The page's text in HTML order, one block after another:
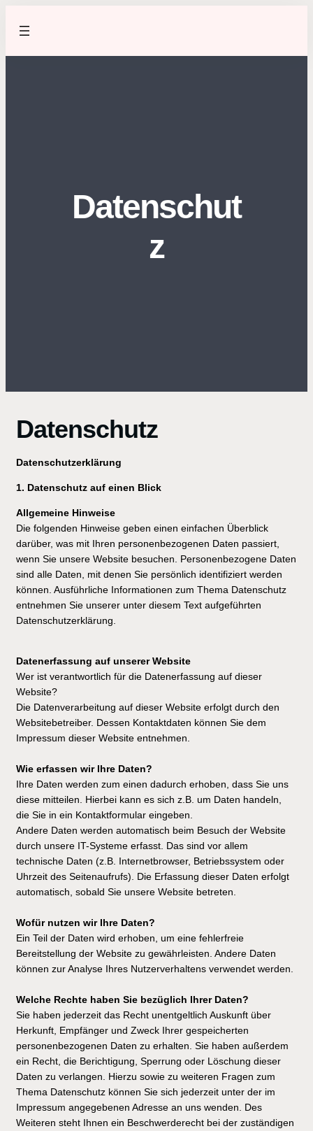
Inhalt
Datenschut
z
Datenschutz
Datenschutzerklärung
1. Datenschutz auf einen Blick
Allgemeine Hinweise
Die folgenden Hinweise geben einen einfachen Überblick
darüber, was mit Ihren personenbezogenen Daten passiert,
wenn Sie unsere Website besuchen. Personenbezogene Daten
sind alle Daten, mit denen Sie persönlich identifiziert werden
können. Ausführliche Informationen zum Thema Datenschutz
entnehmen Sie unserer unter diesem Text aufgeführten
Datenschutzerklärung.
Datenerfassung auf unserer Website
Wer ist verantwortlich für die Datenerfassung auf dieser
Website?
Die Datenverarbeitung auf dieser Website erfolgt durch den
Websitebetreiber. Dessen Kontaktdaten können Sie dem
Impressum dieser Website entnehmen.
Wie erfassen wir Ihre Daten?
Ihre Daten werden zum einen dadurch erhoben, dass Sie uns
diese mitteilen. Hierbei kann es sich z.B. um Daten handeln,
die Sie in ein Kontaktformular eingeben.
Andere Daten werden automatisch beim Besuch der Website
durch unsere IT-Systeme erfasst. Das sind vor allem
technische Daten (z.B. Internetbrowser, Betriebssystem oder
Uhrzeit des Seitenaufrufs). Die Erfassung dieser Daten erfolgt
automatisch, sobald Sie unsere Website betreten.
Wofür nutzen wir Ihre Daten?
Ein Teil der Daten wird erhoben, um eine fehlerfreie
Bereitstellung der Website zu gewährleisten. Andere Daten
können zur Analyse Ihres Nutzerverhaltens verwendet werden.
Welche Rechte haben Sie bezüglich Ihrer Daten?
Sie haben jederzeit das Recht unentgeltlich Auskunft über
Herkunft, Empfänger und Zweck Ihrer gespeicherten
personenbezogenen Daten zu erhalten. Sie haben außerdem
ein Recht, die Berichtigung, Sperrung oder Löschung dieser
Daten zu verlangen. Hierzu sowie zu weiteren Fragen zum
Thema Datenschutz können Sie sich jederzeit unter der im
Impressum angegebenen Adresse an uns wenden. Des
Weiteren steht Ihnen ein Beschwerderecht bei der zuständigen